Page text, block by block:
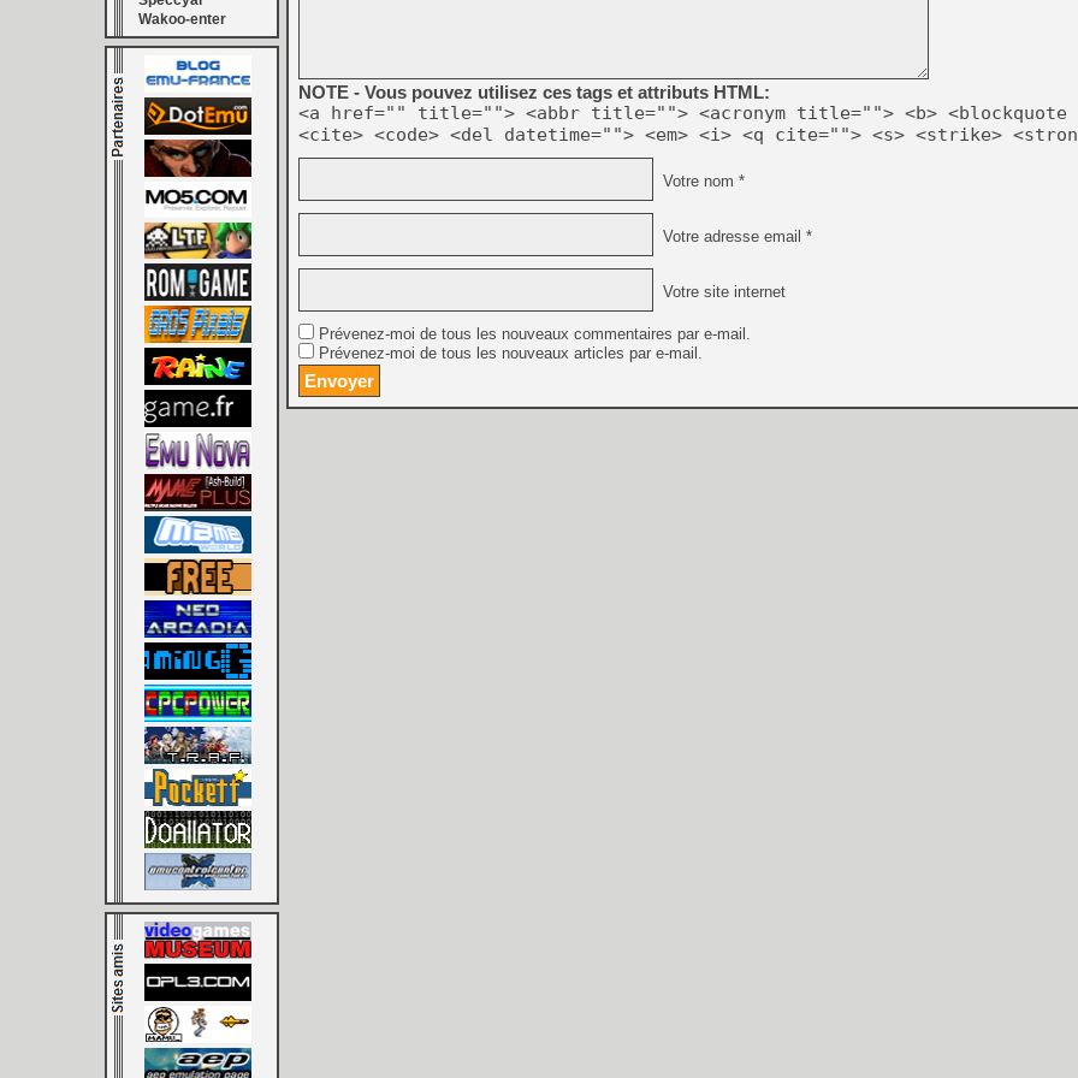
[GK] Beast of
[GK] Ubisoft : fin de partie
[GK] Mémoire cash -
[GK] Dan Houser (GTA)
[GK] Comment EA Sports
[GK] Crimson Moon : un
[GK] Isle of Reveries : le
[GK] Moonlighter 2 : The
[GK] Capcom relance
[Mo5] Deux inédits du
[GK] Le beat'em up The
[GK] Endless Legend 2 :
[LS] [PS5] Premiers
Wakoo-enter
NOTE - Vous pouvez utilisez ces tags et attributs HTML:
<a href="" title=""> <abbr title=""> <acronym title=""> <b> <blockquote
<cite> <code> <del datetime=""> <em> <i> <q cite=""> <s> <strike>
Votre nom *
Votre adresse email *
Votre site internet
Prévenez-moi de tous les nouveaux commentaires par e-mail.
Prévenez-moi de tous les nouveaux articles par e-mail.